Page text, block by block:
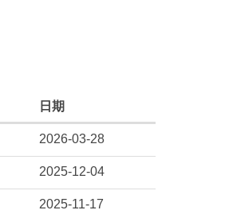
日期
2026-03-28
2025-12-04
2025-11-17